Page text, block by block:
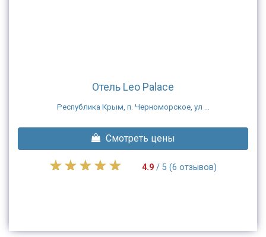
Отель Leo Palace
Республика Крым, п. Черноморское, ул ...
Смотреть цены
4.9/ 5 (6 отзывов)